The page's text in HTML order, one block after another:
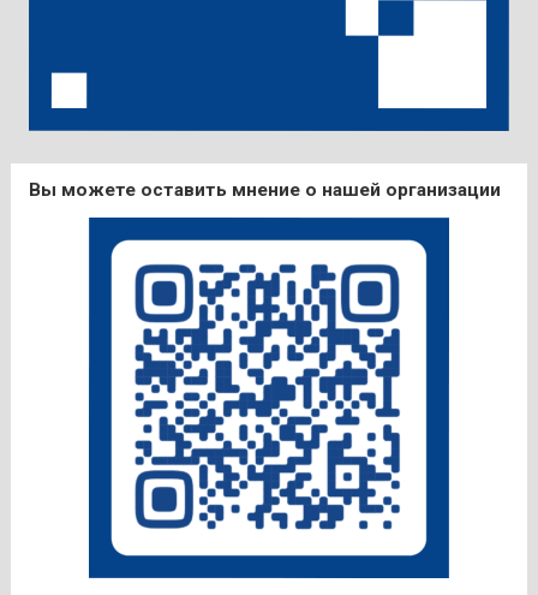
Вы можете оставить мнение о нашей организации